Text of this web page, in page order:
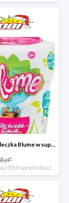
Kwiatowa Laleczka Blume w super cenie
zł*